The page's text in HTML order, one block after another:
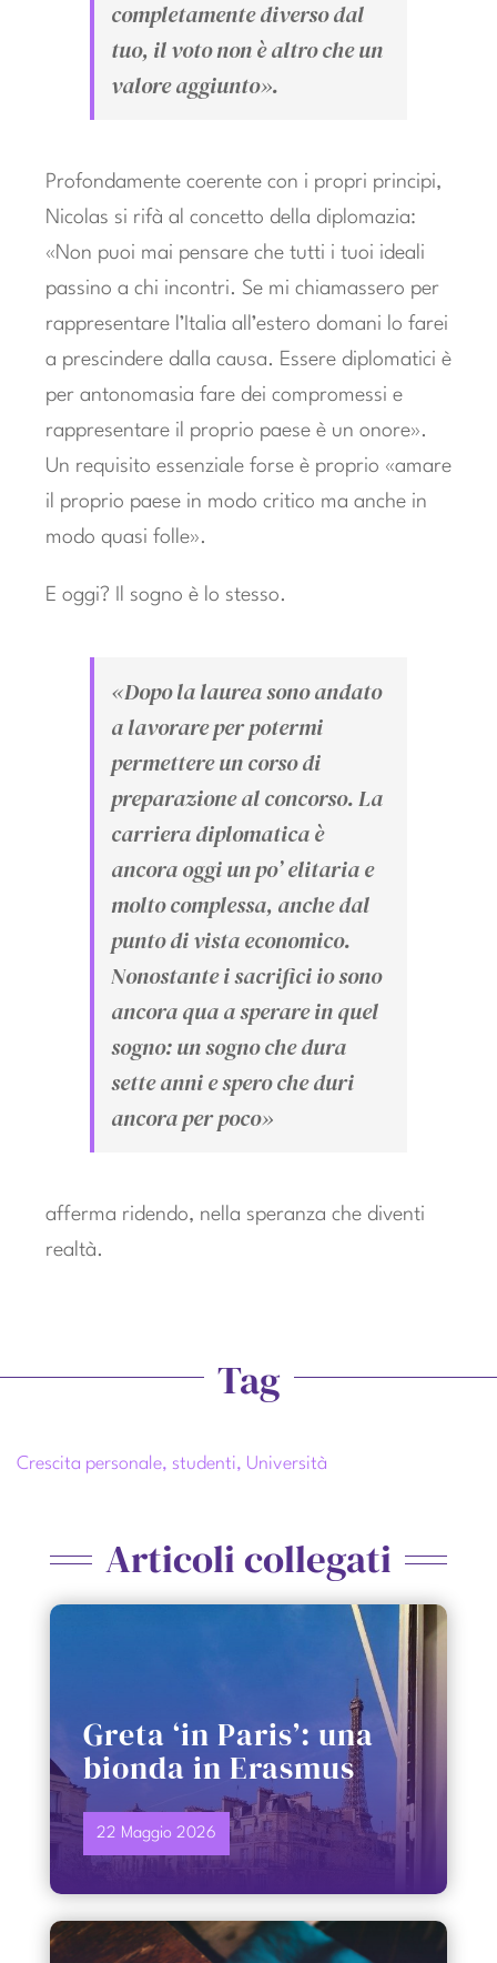
completamente diverso dal
tuo, il voto non è altro che un
valore aggiunto».
Profondamente coerente con i propri principi,
Nicolas si rifà al concetto della diplomazia:
«Non puoi mai pensare che tutti i tuoi ideali
passino a chi incontri. Se mi chiamassero per
rappresentare l’Italia all’estero domani lo farei
a prescindere dalla causa. Essere diplomatici è
per antonomasia fare dei compromessi e
rappresentare il proprio paese è un onore».
Un requisito essenziale forse è proprio «amare
il proprio paese in modo critico ma anche in
modo quasi folle».
E oggi? Il sogno è lo stesso.
«Dopo la laurea sono andato
a lavorare per potermi
permettere un corso di
preparazione al concorso. La
carriera diplomatica è
ancora oggi un po’ elitaria e
molto complessa, anche dal
punto di vista economico.
Nonostante i sacrifici io sono
ancora qua a sperare in quel
sogno: un sogno che dura
sette anni e spero che duri
ancora per poco»
afferma ridendo, nella speranza che diventi
realtà.
Tag
Crescita personale, studenti, Università
Articoli collegati
Greta ‘in Paris’: una
bionda in Erasmus
22 Maggio 2026